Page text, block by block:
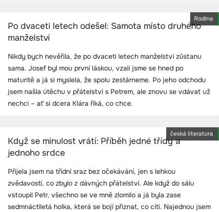
Rodina
Po dvaceti letech odešel: Samota místo druhého
manželství
Nikdy bych nevěřila, že po dvaceti letech manželství zůstanu
sama. Josef byl mou první láskou, vzali jsme se hned po
maturitě a já si myslela, že spolu zestárneme. Po jeho odchodu
jsem našla útěchu v přátelství s Petrem, ale znovu se vdávat už
nechci – ať si dcera Klára říká, co chce.
česká literatura
Když se minulost vrátí: Příběh jedné třídy a
jednoho srdce
Přijela jsem na třídní sraz bez očekávání, jen s lehkou
zvědavostí, co zbylo z dávných přátelství. Ale když do sálu
vstoupil Petr, všechno se ve mně zlomilo a já byla zase
sedmnáctiletá holka, která se bojí přiznat, co cítí. Najednou jsem